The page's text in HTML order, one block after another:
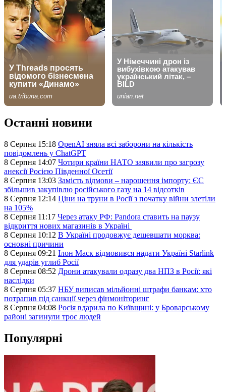
Останні новини
8 Серпня 15:18 OpenAI зняла всі заборони на кількість
повідомлень у ChatGPT
8 Серпня 14:07 Чотири країни НАТО заявили про загрозу
анексії Росією Південної Осетії
8 Серпня 13:03 Замість відмови – нарощення імпорту: ЄС
збільшив закупівлю російського газу на 14 відсотків
8 Серпня 12:14 Ціни на труни в Росії з початку війни злетіли
на 105%
8 Серпня 11:17 Через атаку РФ: Pandora ставить на паузу
відкриття нових магазинів в Україні
8 Серпня 10:12 В Україні продовжує дешевшати морква:
основні причини
8 Серпня 09:21 Ілон Маск відмовився надати Україні Starlink
для ударів углиб Росії
8 Серпня 08:52 Дрони атакували одразу два НПЗ в Росії: які
наслідки
8 Серпня 05:37 НБУ виписав мільйонні штрафи банкам: хто
потрапив під санкції через фінмоніторинг
8 Серпня 04:08 Росія вдарила по Київщині: у Броварському
районі загинули троє людей
Популярні